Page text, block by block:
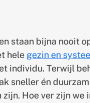
staan bijna nooit
hele gezin en
individu. Terwijl
sneller én
Hoe ver zijn we